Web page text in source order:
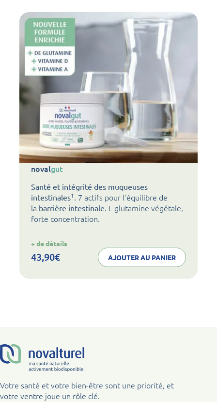
novalgut
Santé et intégrité des muqueuses
intestinales1
7 actifs pour l’équilibre de
la barrière intestinale. L-glutamine végétale,
forte concentration.
+ de détails
43,90€ AJOUTER AU PANIER
Votre santé et votre bien-être sont une priorité, et
votre ventre joue un rôle clé.